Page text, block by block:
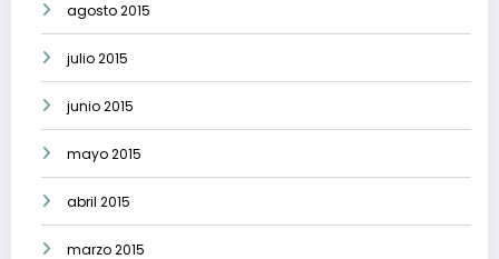
agosto 2015
julio 2015
junio 2015
mayo 2015
abril 2015
marzo 2015